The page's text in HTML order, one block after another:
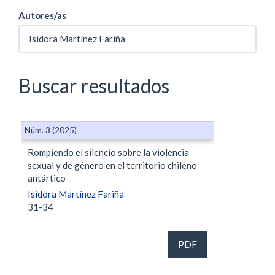
Autores/as
Buscar resultados
Rompiendo el silencio sobre la violencia
sexual y de género en el territorio chileno
antártico
Isidora Martínez Fariña
31-34
Núm. 3 (2025)
PDF